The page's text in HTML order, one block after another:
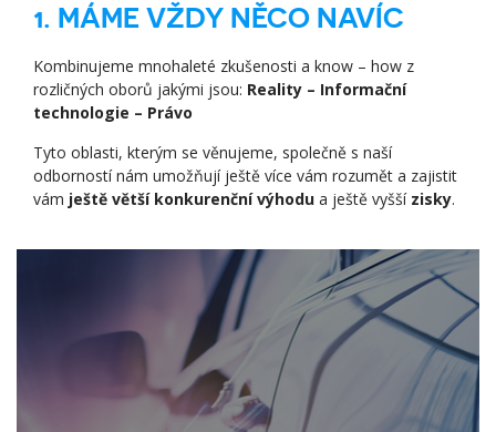
1. MÁME VŽDY NĚCO NAVÍC
Kombinujeme mnohaleté zkušenosti a know – how z
rozličných oborů jakými jsou: Reality – Informační
technologie – Právo
Tyto oblasti, kterým se věnujeme, společně s naší
odborností nám umožňují ještě více vám rozumět a zajistit
vám ještě větší konkurenční výhodu a ještě vyšší zisky.